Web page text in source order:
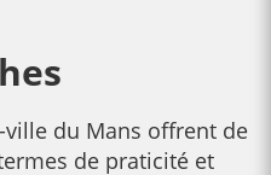
du Mans offrent de
de praticité et